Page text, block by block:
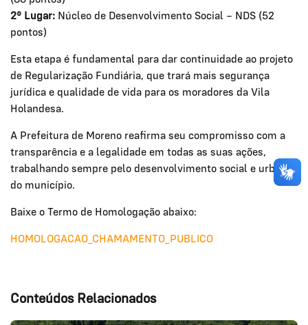
2º Lugar: Núcleo de Desenvolvimento Social – NDS (52
pontos)
Esta etapa é fundamental para dar continuidade ao projeto
de Regularização Fundiária, que trará mais segurança
jurídica e qualidade de vida para os moradores da Vila
Holandesa.
A Prefeitura de Moreno reafirma seu compromisso com a
transparência e a legalidade em todas as suas ações,
trabalhando sempre pelo desenvolvimento social e urbano
do município.
Baixe o Termo de Homologação abaixo:
HOMOLOGACAO_CHAMAMENTO_PUBLICO
Conteúdos Relacionados